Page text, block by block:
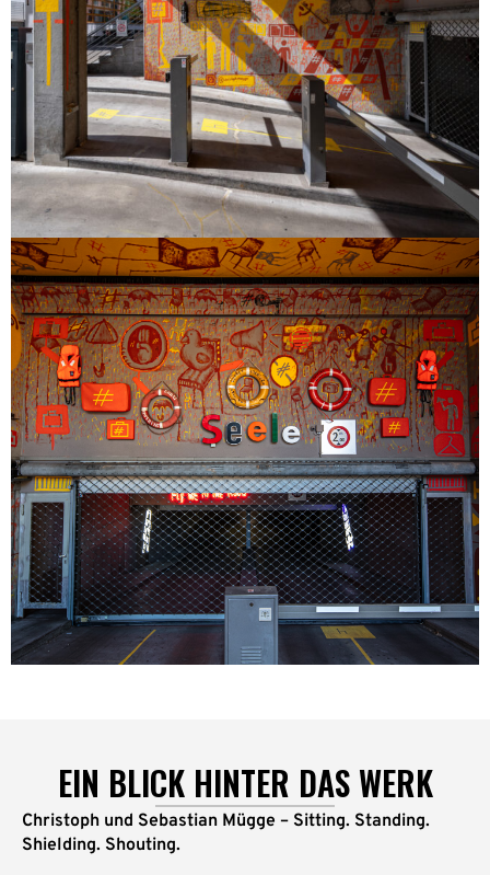
EIN BLICK HINTER DAS WERK
Christoph und Sebastian Mügge – Sitting. Standing.
Shielding. Shouting.